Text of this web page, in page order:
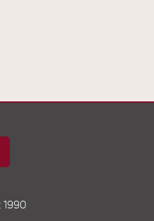
1990